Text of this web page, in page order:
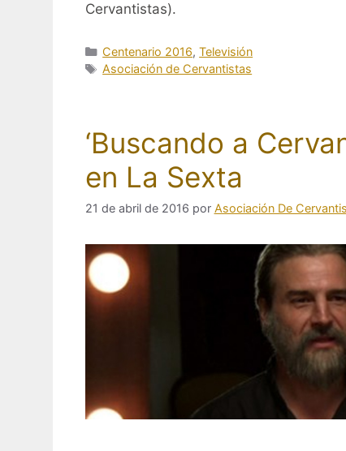
Cervantistas).
Categorías
Centenario 2016,Televisión
Etiquetas
Asociación de Cervantistas
‘Buscando a
en La Sexta
21 de abril de 2016 por Asociación De